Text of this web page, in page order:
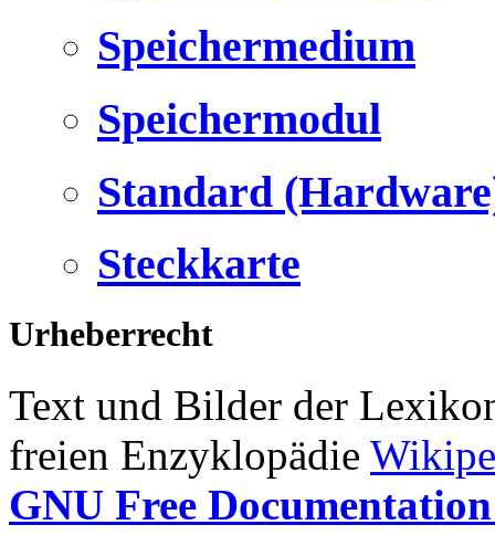
Speichermedium
Speichermodul
Standard
Steckkarte
Urheberrecht
Text und Bilder der
freien Enzyklopädie
GNU Free